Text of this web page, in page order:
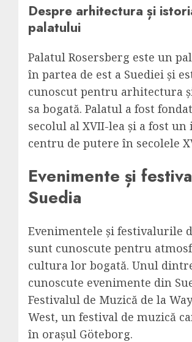
Despre arhitectura și
palatului
Palatul Rosersberg este un
în partea de est a Suediei și
cunoscut pentru arhitectura
sa bogată. Palatul a fost
secolul al XVII-lea și a fost
centru de putere în secolele
Evenimente și
Suedia
Evenimentele și festivalurile
sunt cunoscute pentru
cultura lor bogată. Unul
cunoscute evenimente din
Festivalul de Muzică de la
West, un festival de muzică
în orașul Göteborg.